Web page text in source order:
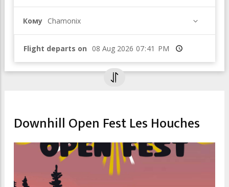
Кому Chamonix
Flight departs on Время
Downhill Open Fest Les Houches